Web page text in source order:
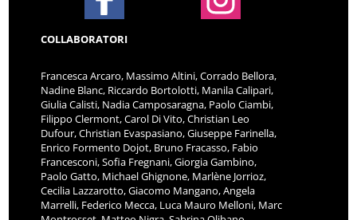
COLLABORATORI
Francesca Arcaro, Massimo Altini, Corrado Bellora,
Nadine Blanc, Riccardo Bortolotti, Manila Calipari,
Giulia Calisti, Nadia Camposaragna, Paolo Ciambi,
Filippo Clermont, Carol Di Vito, Christian Leo
Dufour, Christian Evaspasiano, Giuseppe Farinella,
Enrico Formento Dojot, Bruno Fracasso, Fabio
Francesconi, Sofia Fregnani, Giorgia Gambino,
Paolo Gatto, Michael Ghignone, Marlène Jorrioz,
Cecilia Lazzarotto, Giacomo Mangano, Angela
Marrelli, Federico Mecca, Luca Mauro Melloni, Marc